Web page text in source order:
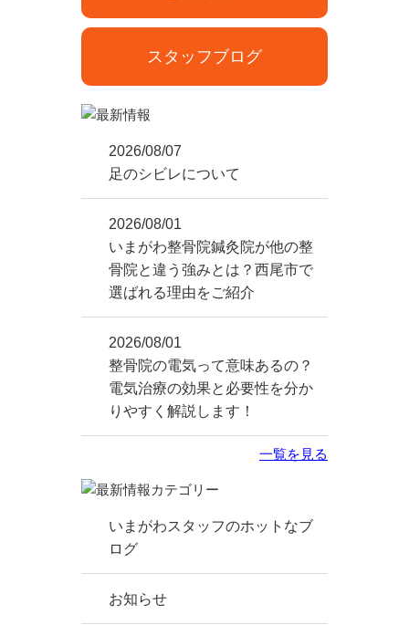
スタッフブログ
2026/08/07
足のシビレについて
2026/08/01
いまがわ整骨院鍼灸院が他の整
骨院と違う強みとは？西尾市で
選ばれる理由をご紹介
2026/08/01
整骨院の電気って意味あるの？
電気治療の効果と必要性を分か
りやすく解説します！
一覧を見る
いまがわスタッフのホットなブ
ログ
お知らせ